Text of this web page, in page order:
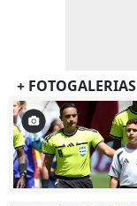
+ FOTOGALERIAS